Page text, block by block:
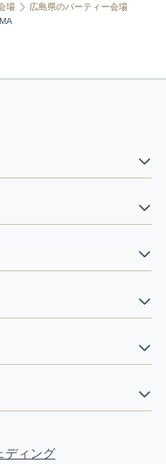
場
広島県のパーティー会場
ディング